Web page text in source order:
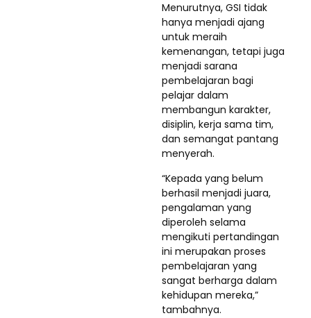
Menurutnya, GSI tidak
hanya menjadi ajang
untuk meraih
kemenangan, tetapi juga
menjadi sarana
pembelajaran bagi
pelajar dalam
membangun karakter,
disiplin, kerja sama tim,
dan semangat pantang
menyerah.
“Kepada yang belum
berhasil menjadi juara,
pengalaman yang
diperoleh selama
mengikuti pertandingan
ini merupakan proses
pembelajaran yang
sangat berharga dalam
kehidupan mereka,”
tambahnya.